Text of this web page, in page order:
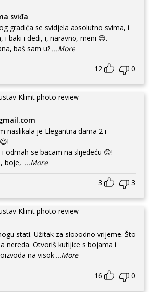
sviđa
gradića se svidjela apsolutno svima, i
i baki i dedi, i, naravno, meni 😊.
baš sam už ...More
12 0
naslikala je Elegantna dama 2 i
i odmah se bacam na slijedeću 😊!
boje, ...More
3 3
stati. Užitak za slobodno vrijeme. Što
nereda. Otvoriš kutijice s bojama i
na visok...More
16 0